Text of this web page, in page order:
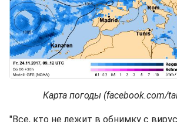
Карта погоды (facebook.com/
"Все, кто не лежит в обнимку с